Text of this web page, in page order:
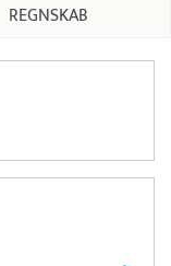
REGNSKAB